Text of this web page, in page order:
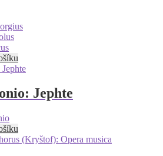
Jephte